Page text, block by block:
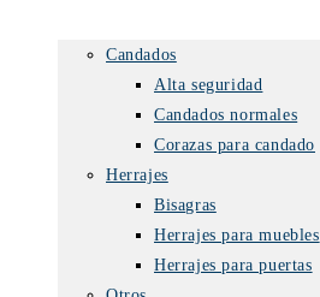
Candados
Alta seguridad
Candados normales
Corazas para candado
Herrajes
Bisagras
Herrajes para muebles
Herrajes para puertas